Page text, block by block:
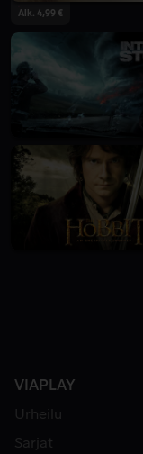
Alk. 4,99 €
VIAPLAY
Urheilu
Sarjat